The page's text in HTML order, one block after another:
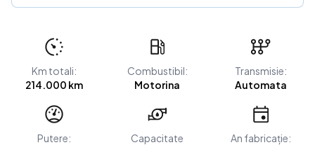
Km totali:
214.000 km
Combustibil:
Motorina
Transmisie:
Automata
Putere:
Capacitate
An fabricație: